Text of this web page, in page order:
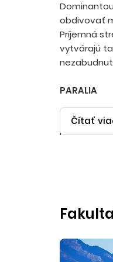
obdivovať
Príjemná
vytvárajú
PARALIA
Stredisko
mesta
reštaurácií,
typickými
Čítať